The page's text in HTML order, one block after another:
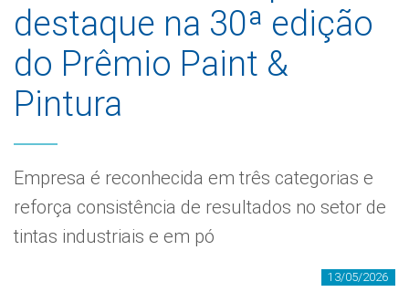
destaque na 30ª edição
do Prêmio Paint &
Pintura
Empresa é reconhecida em três categorias e
reforça consistência de resultados no setor de
tintas industriais e em pó
13/05/2026